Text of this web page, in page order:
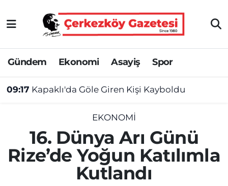
Gündem Ekonomi Asayiş Spor
09:17 Kapaklı'da Göle Giren Kişi Kayboldu
EKONOMI
16. Dünya Arı Günü
Rize’de Yoğun Katılımla
Kutlandı
Asayiş
Ekonomi
Gündem
Kültür&Sanat
Tekirdağ Nöbetçi Eczaneler
Tekirdağ Hava Durumu
Tekirdağ Namaz Vakitleri
Tekirdağ Trafik Yoğunluk Haritası
Süper Lig Puan Durumu ve Fikstür
Tüm Manşetler